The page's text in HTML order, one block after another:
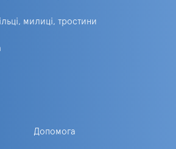
милиці, тростини
Допомога